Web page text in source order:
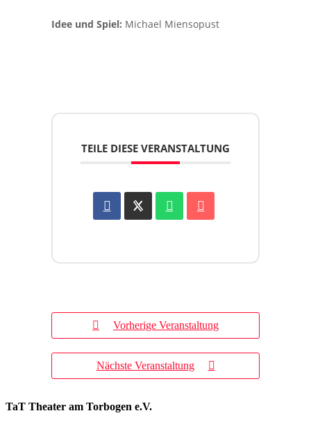
Idee und Spiel: Michael Miensopust
TEILE DIESE VERANSTALTUNG
Vorherige Veranstaltung
Nächste Veranstaltung
TaT Theater am Torbogen e.V.